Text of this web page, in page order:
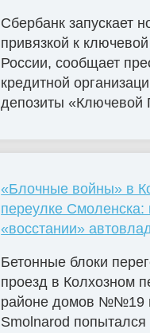
Сбербанк запускает
привязкой к
России, сообщает
кредитной
депозиты «Ключевой
«Блочные войны» в
переулке Смоленска:
«восстании»
Бетонные блоки
проезд в Колхозном
районе домов №№19
Smolnarod попытался